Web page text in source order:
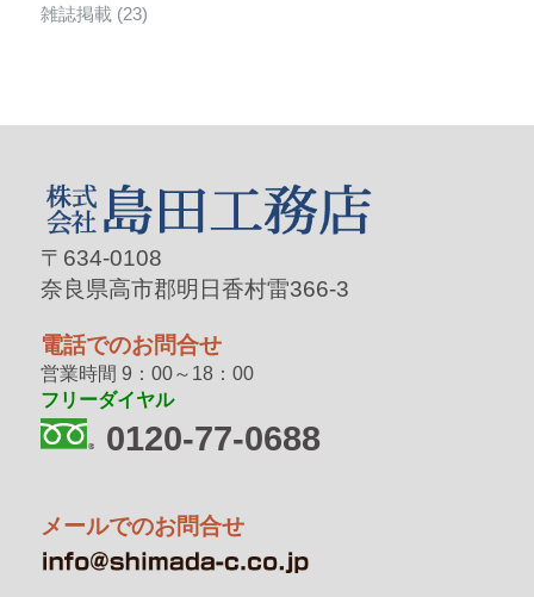
雑誌掲載 (23)
〒634-0108
奈良県高市郡明日香村雷366-3
電話でのお問合せ
営業時間 9：00～18：00
フリーダイヤル
0120-77-0688
メールでのお問合せ